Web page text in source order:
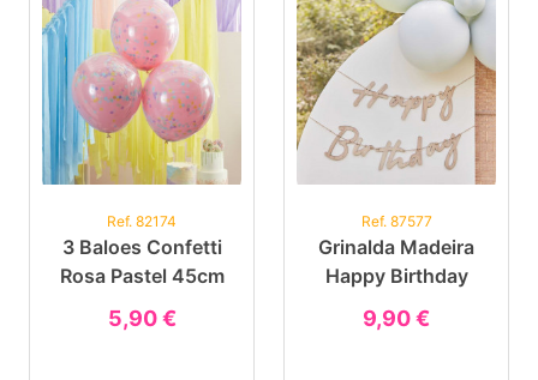
Ref. 82174
3 Baloes Confetti
Rosa Pastel 45cm
5,90 €
Ref. 87577
Grinalda Madeira
Happy Birthday
9,90 €